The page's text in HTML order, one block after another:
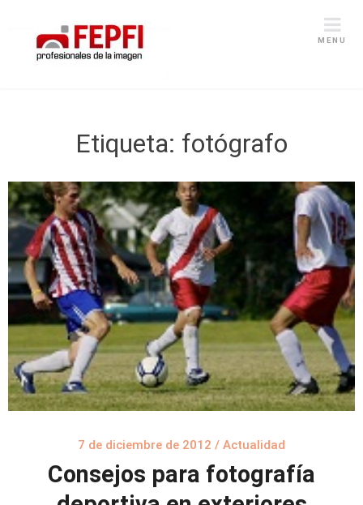
MENU
Etiqueta: fotógrafo
7 de diciembre de 2012 / Actualidad
Consejos para fotografía